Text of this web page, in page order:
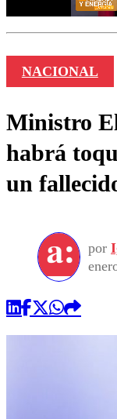
NACIONAL
Ministro
habrá
un
por